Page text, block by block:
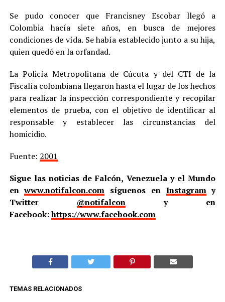
Se pudo conocer que Francisney Escobar llegó a
Colombia hacía siete años, en busca de mejores
condiciones de vída. Se había establecido junto a su hija,
quien quedó en la orfandad.
La Policía Metropolitana de Cúcuta y del CTI de la
Fiscalía colombiana llegaron hasta el lugar de los hechos
para realizar la inspección correspondiente y recopilar
elementos de prueba, con el objetivo de identificar al
responsable y establecer las circunstancias del
homicidio.
Fuente: 2001
Sigue las noticias de Falcón, Venezuela y el Mundo
enwww.notifalcon.com síguenos en Instagramy
Twitter @notifalcony en
Facebook:https://www.facebook.com
TEMAS RELACIONADOS